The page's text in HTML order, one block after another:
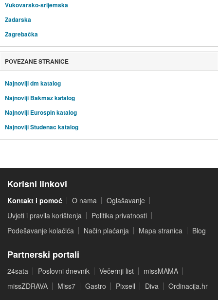
Vukovarsko-srijemska
Zadarska
Zagrebačka
POVEZANE STRANICE
Najnoviji dm katalog
Najnoviji Bakmaz katalog
Najnoviji Eurospin katalog
Najnoviji Studenac katalog
Korisni linkovi
Kontakt i pomoć O nama
Oglašavanje
Uvjeti i pravila korištenja
Politika privatnosti
Podešavanje kolačića
Način plaćanja Mapa stranica Blog
Partnerski portali
24sata Poslovni dnevnik Večernji list
missMAMA
missZDRAVA
Miss7 Gastro Pixsell Diva Ordinacija.hr